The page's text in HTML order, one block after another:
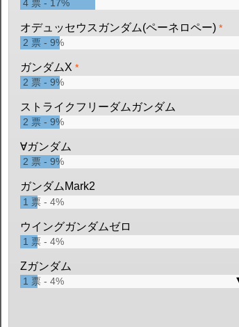
4 票 17%
オデュッセウスガンダム(ペーネロペー) *
2 票 9%
ガンダムX *
2 票 9%
ストライクフリーダムガンダム
2 票 9%
∀ガンダム
2 票 9%
ガンダムMark2
1 票 4%
ウイングガンダムゼロ
1 票 4%
Zガンダム
1 票 4%